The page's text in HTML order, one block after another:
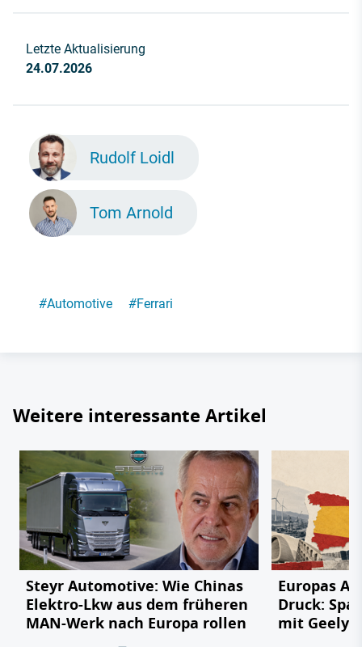
Letzte Aktualisierung
24.07.2026
Rudolf Loidl
Tom Arnold
#Automotive #Ferrari
Weitere interessante Artikel
Steyr Automotive: Wie Chinas
Elektro-Lkw aus dem früheren
MAN-Werk nach Europa rollen
Europas
Druck:
mit Geely,